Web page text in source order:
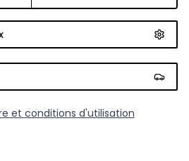
et conditions d'utilisation